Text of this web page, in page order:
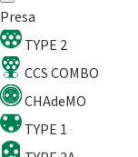
Presa
TYPE 2
CCS COMBO
CHAdeMO
TYPE 1